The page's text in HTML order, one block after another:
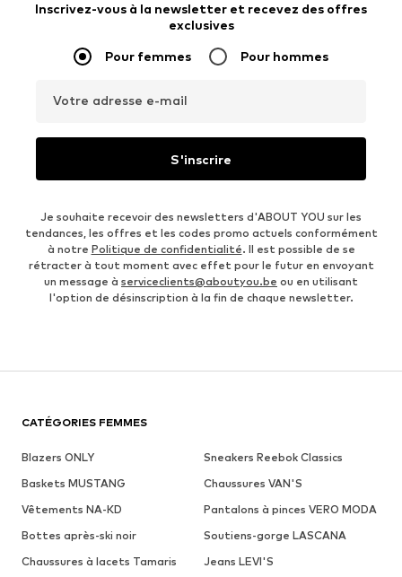
Inscrivez-vous à la newsletter et recevez des offres
exclusives
Pour femmes Pour hommes
Votre adresse e-mail
S'inscrire
Je souhaite recevoir des newsletters d'ABOUT YOU sur les
tendances, les offres et les codes promo actuels conformément
à notre Politique de confidentialité. Il est possible de se
rétracter à tout moment avec effet pour le futur en envoyant
un message à serviceclients@aboutyou.be ou en utilisant
l'option de désinscription à la fin de chaque newsletter.
CATÉGORIES FEMMES
Blazers ONLY
Sneakers Reebok Classics
Baskets MUSTANG
Chaussures VAN'S
Vêtements NA-KD
Pantalons à pinces VERO MODA
Bottes après-ski noir
Soutiens-gorge LASCANA
Chaussures à lacets Tamaris
Jeans LEVI'S